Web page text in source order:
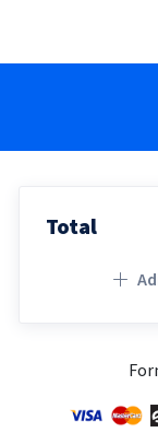
Total